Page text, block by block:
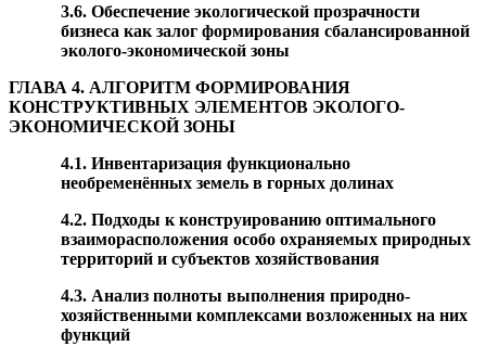
3.6. Обеспечение экологической прозрачности
бизнеса как залог формирования сбалансированной
эколого-экономической зоны
ГЛАВА 4. АЛГОРИТМ ФОРМИРОВАНИЯ
КОНСТРУКТИВНЫХ ЭЛЕМЕНТОВ ЭКОЛОГО-
ЭКОНОМИЧЕСКОЙ ЗОНЫ
4.1. Инвентаризация функционально
необременённых земель в горных долинах
4.2. Подходы к конструированию оптимального
взаиморасположения особо охраняемых природных
территорий и субъектов хозяйствования
4.3. Анализ полноты выполнения природно-
хозяйственными комплексами возложенных на них
функций